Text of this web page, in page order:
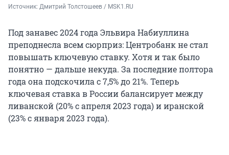
Источник: Дмитрий Толстошеев / MSK1.RU
Под занавес 2024 года Эльвира Набиуллина
преподнесла всем сюрприз: Центробанк не стал
повышать ключевую ставку. Хотя и так было
понятно — дальше некуда. За последние полтора
года она подскочила с 7,5% до 21%. Теперь
ключевая ставка в России балансирует между
ливанской (20% с апреля 2023 года) и иранской
(23% с января 2023 года).